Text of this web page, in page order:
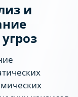
и